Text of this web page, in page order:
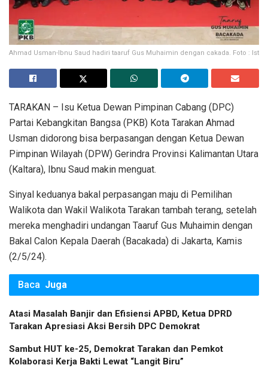
Ahmad Usman-Ibnu Saud hadiri taaruf Gus Muhaimin dengan cakada. Foto : Ist
TARAKAN – Isu Ketua Dewan Pimpinan Cabang (DPC)
Partai Kebangkitan Bangsa (PKB) Kota Tarakan Ahmad
Usman didorong bisa berpasangan dengan Ketua Dewan
Pimpinan Wilayah (DPW) Gerindra Provinsi Kalimantan Utara
(Kaltara), Ibnu Saud makin menguat.
Sinyal keduanya bakal perpasangan maju di Pemilihan
Walikota dan Wakil Walikota Tarakan tambah terang, setelah
mereka menghadiri undangan Taaruf Gus Muhaimin dengan
Bakal Calon Kepala Daerah (Bacakada) di Jakarta, Kamis
(2/5/24).
Baca Juga
Atasi Masalah Banjir dan Efisiensi APBD, Ketua DPRD
Tarakan Apresiasi Aksi Bersih DPC Demokrat
Sambut HUT ke-25, Demokrat Tarakan dan Pemkot
Kolaborasi Kerja Bakti Lewat “Langit Biru”